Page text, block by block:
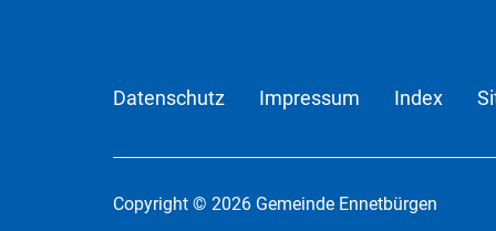
Datenschutz Impressum Index
Copyright © 2026 Gemeinde Ennetbürgen